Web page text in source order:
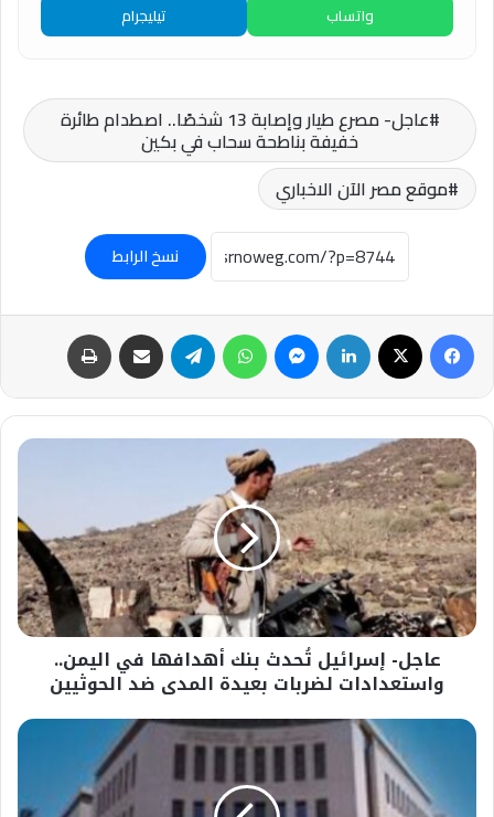
واتساب
تيليجرام
عاجل- مصرع طيار وإصابة 13 شخصًا.. اصطدام طائرة
خفيفة بناطحة سحاب في بكين
موقع مصر الآن الاخباري
نسخ الرابط
فيسبوك لينكدإن ماسنجر واتساب تيلقرام مشاركة عبر البريد
عاجل-
إسرائيل
تُحدث
بنك
أهدافها
في
اليمن..
واستعدادات
لضربات
المدى
الحوثيين
عاجل- إسرائيل تُحدث بنك أهدافها في اليمن..
واستعدادات لضربات بعيدة المدى ضد الحوثيين
عاجل-